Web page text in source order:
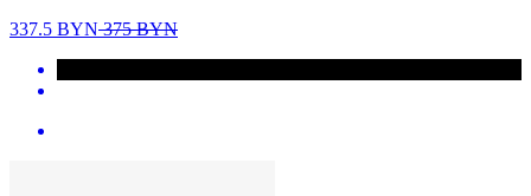
337.5 BYN375BYN